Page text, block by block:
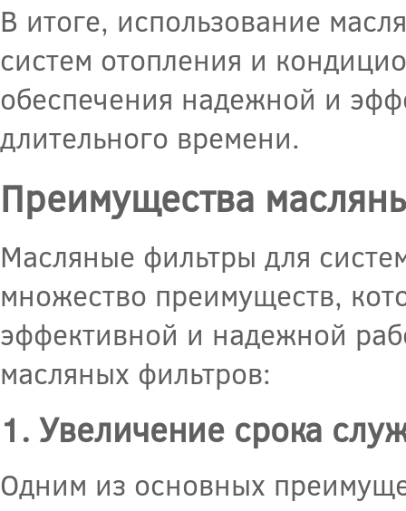
В итоге, использование
систем отопления и
обеспечения надежной и
длительного времени.
Преимущества
Масляные фильтры для
множество преимуществ,
эффективной и надежной
масляных фильтров:
1. Увеличение срока
Одним из основных